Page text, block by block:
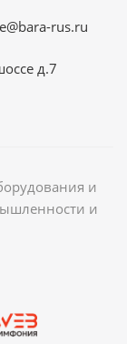
rus.ru
д.7
и
и